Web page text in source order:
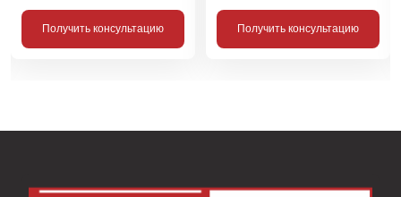
Получить консультацию Получить консультацию